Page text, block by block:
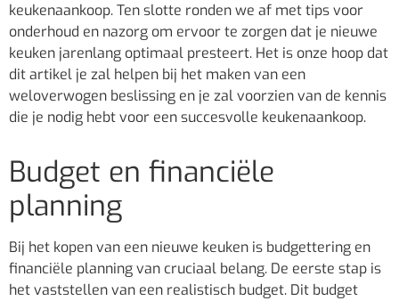
keukenaankoop. Ten slotte ronden we af met tips voor
onderhoud en nazorg om ervoor te zorgen dat je nieuwe
keuken jarenlang optimaal presteert. Het is onze hoop dat
dit artikel je zal helpen bij het maken van een
weloverwogen beslissing en je zal voorzien van de kennis
die je nodig hebt voor een succesvolle keukenaankoop.
Budget en financiële
planning
Bij het kopen van een nieuwe keuken is budgettering en
financiële planning van cruciaal belang. De eerste stap is
het vaststellen van een realistisch budget. Dit budget